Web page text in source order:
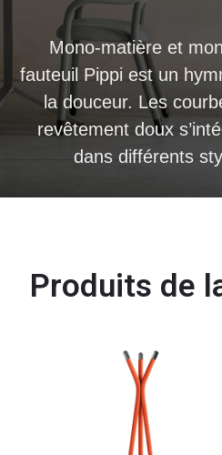
Mono-matière et
fauteuil Pippi est un
la douceur. Les
revêtement doux
dans différents
Produits de